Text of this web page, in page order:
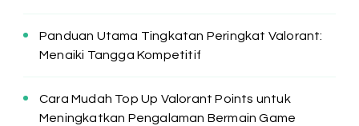
Panduan Utama Tingkatan Peringkat Valorant:
Menaiki Tangga Kompetitif
Cara Mudah Top Up Valorant Points untuk
Meningkatkan Pengalaman Bermain Game